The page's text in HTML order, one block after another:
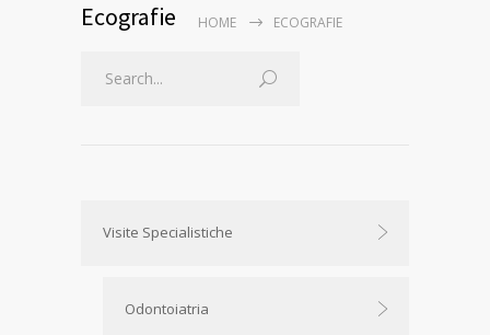
Ecografie HOME ECOGRAFIE
Visite Specialistiche
Odontoiatria